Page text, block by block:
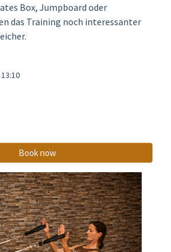
Box, Jumpboard oder
das Training noch interessanter
Book now